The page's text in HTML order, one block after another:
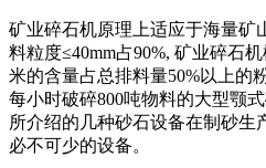
矿业碎石机原理上适应于海量矿
料粒度≤40mm占90%, 矿业碎石
米的含量占总排料量50%以上的
每小时破碎800吨物料的大型颚
所介绍的几种砂石设备在制砂生
必不可少的设备。